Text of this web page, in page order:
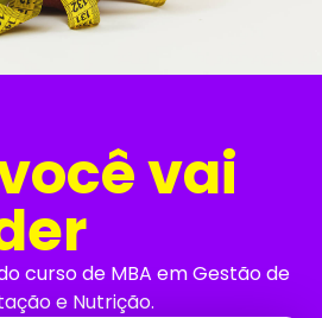
vai
curso de MBA em Gestão de
e Nutrição.